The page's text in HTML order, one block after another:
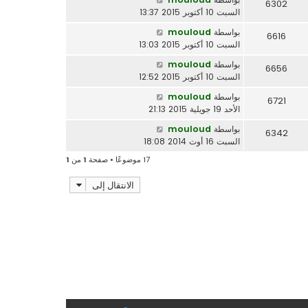
6302
السبت 10 أكتوبر 2015 13:37
6616 بواسطة mouloud
السبت 10 أكتوبر 2015 13:03
6656 بواسطة mouloud
السبت 10 أكتوبر 2015 12:52
6721 بواسطة mouloud
الأحد 19 جويلية 2015 21:13
6342 بواسطة mouloud
السبت 16 أوت 2014 18:08
17 موضوعًا • صفحة 1 من 1
الانتقال إلى